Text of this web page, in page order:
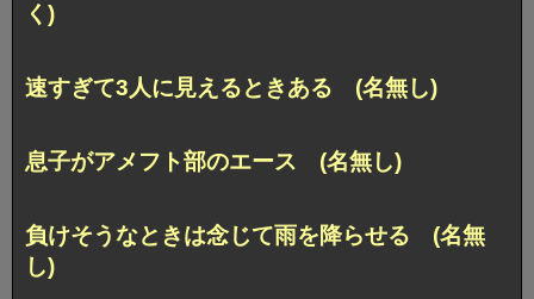
く)
速すぎて3人に見えるときある (名無し)
息子がアメフト部のエース (名無し)
負けそうなときは念じて雨を降らせる (名無
し)